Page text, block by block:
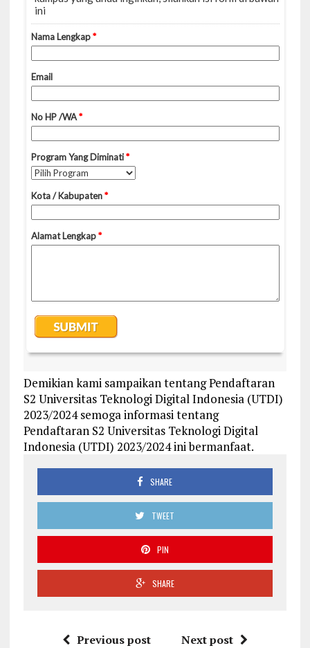
Demikian kami sampaikan tentang Pendaftaran
S2 Universitas Teknologi Digital Indonesia (UTDI)
2023/2024 semoga informasi tentang
Pendaftaran S2 Universitas Teknologi Digital
Indonesia (UTDI) 2023/2024 ini bermanfaat.
SHARE
TWEET
PIN
SHARE
Previous post Next post